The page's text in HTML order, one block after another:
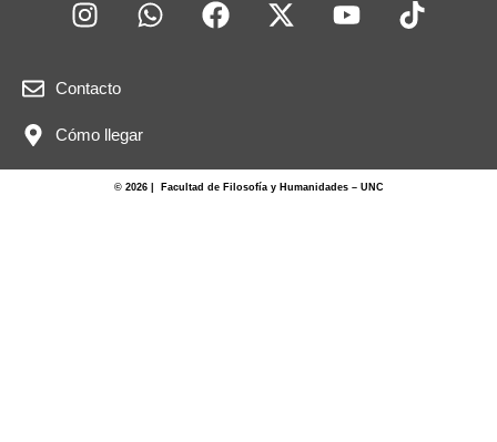
Contacto
Cómo llegar
© 2026 | Facultad de Filosofía y Humanidades – UNC